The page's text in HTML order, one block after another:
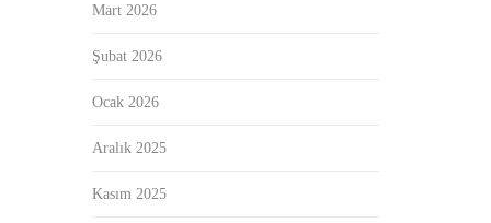
Mart 2026
Şubat 2026
Ocak 2026
Aralık 2025
Kasım 2025